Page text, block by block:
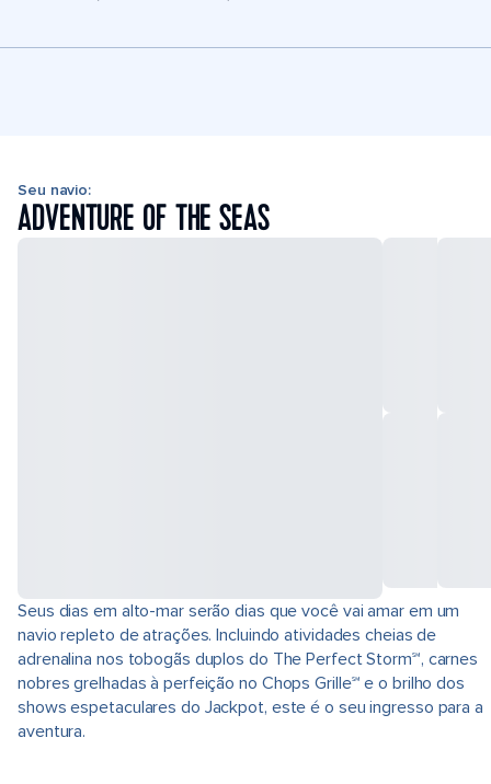
Seu navio:
ADVENTURE OF THE SEAS
Seus dias em alto-mar serão dias que você vai amar em um
navio repleto de atrações. Incluindo atividades cheias de
adrenalina nos tobogãs duplos do The Perfect Storm℠, carnes
nobres grelhadas à perfeição no Chops Grille℠ e o brilho dos
shows espetaculares do Jackpot, este é o seu ingresso para a
aventura.